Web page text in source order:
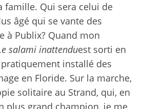
famille. Qui sera celui de
âgé qui se vante des
à Publix? Quand mon
salami inattenduest sorti en
installé des
en Floride. Sur la marche,
solitaire au Strand, qui, en